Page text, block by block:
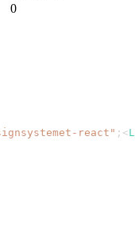
0
react" ; <